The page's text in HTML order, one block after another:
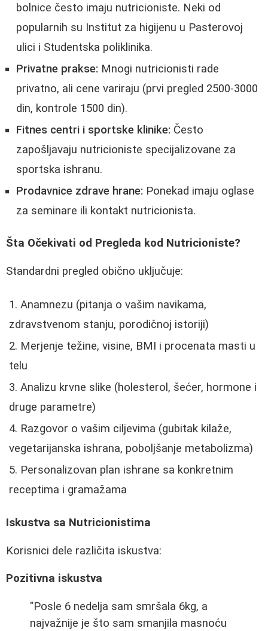
bolnice često imaju nutricioniste. Neki od
popularnih su Institut za higijenu u Pasterovoj
ulici i Studentska poliklinika.
Privatne prakse: Mnogi nutricionisti rade
privatno, ali cene variraju (prvi pregled 2500-3000
din, kontrole 1500 din).
Fitnes centri i sportske klinike: Često
zapošljavaju nutricioniste specijalizovane za
sportska ishranu.
Prodavnice zdrave hrane: Ponekad imaju oglase
za seminare ili kontakt nutricionista.
Šta Očekivati od Pregleda kod Nutricioniste?
Standardni pregled obično uključuje:
Anamnezu (pitanja o vašim navikama,
zdravstvenom stanju, porodičnoj istoriji)
Merjenje težine, visine, BMI i procenata masti u
telu
Analizu krvne slike (holesterol, šećer, hormone i
druge parametre)
Razgovor o vašim ciljevima (gubitak kilaže,
vegetarijanska ishrana, poboljšanje metabolizma)
Personalizovan plan ishrane sa konkretnim
receptima i gramažama
Iskustva sa Nutricionistima
Korisnici dele različita iskustva:
Pozitivna iskustva
"Posle 6 nedelja sam smršala 6kg, a
najvažnije je što sam smanjila masnoću